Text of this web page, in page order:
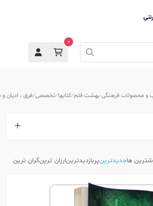
0
و محصولات فرهنگی بهشت قلم کتابها تخصصی فرق ، ادیان
هاجدیدترینپربازدیدترینارزان ترینگران ترین